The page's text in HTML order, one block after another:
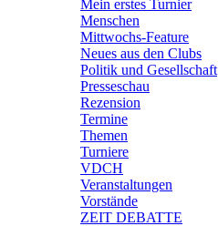
Mein erstes Turnier
Menschen
Mittwochs-Feature
Neues aus den Clubs
Politik und Gesellschaft
Presseschau
Rezension
Termine
Themen
Turniere
VDCH
Veranstaltungen
Vorstände
ZEIT DEBATTE